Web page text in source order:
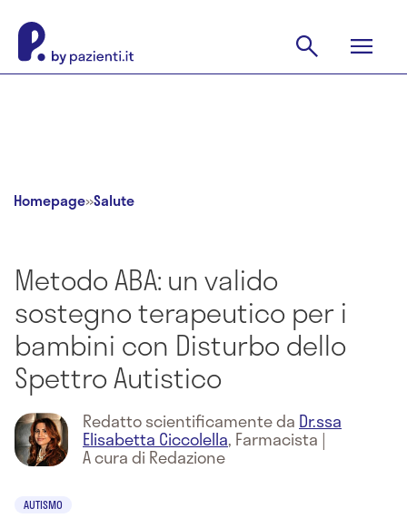
Homepage»Salute
Metodo ABA: un valido
sostegno terapeutico per i
bambini con Disturbo dello
Spettro Autistico
Redatto scientificamente da Dr.ssa
Elisabetta Ciccolella, Farmacista |
A cura di Redazione
AUTISMO